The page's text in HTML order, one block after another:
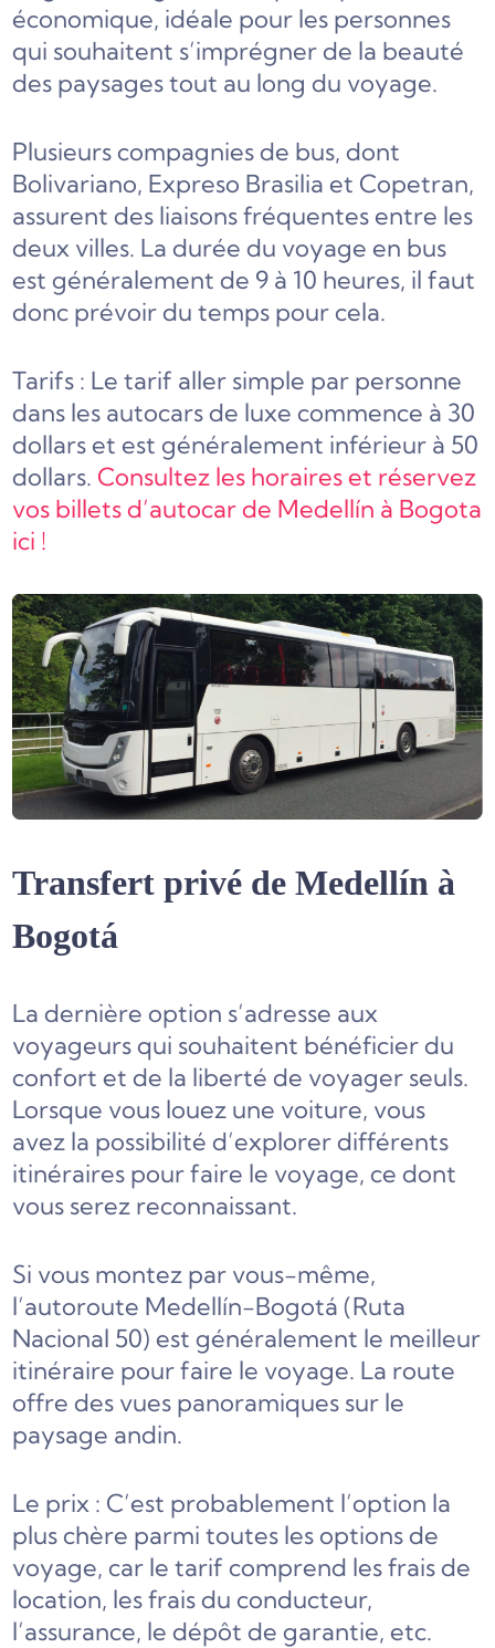
économique, idéale pour les personnes
qui souhaitent s’imprégner de la beauté
des paysages tout au long du voyage.
Plusieurs compagnies de bus, dont
Bolivariano, Expreso Brasilia et Copetran,
assurent des liaisons fréquentes entre les
deux villes. La durée du voyage en bus
est généralement de 9 à 10 heures, il faut
donc prévoir du temps pour cela.
Tarifs : Le tarif aller simple par personne
dans les autocars de luxe commence à 30
dollars et est généralement inférieur à 50
dollars. Consultez les horaires et réservez
vos billets d’autocar de Medellín à Bogota
ici !
Transfert privé de Medellín à
Bogotá
La dernière option s’adresse aux
voyageurs qui souhaitent bénéficier du
confort et de la liberté de voyager seuls.
Lorsque vous louez une voiture, vous
avez la possibilité d’explorer différents
itinéraires pour faire le voyage, ce dont
vous serez reconnaissant.
Si vous montez par vous-même,
l’autoroute Medellín-Bogotá (Ruta
Nacional 50) est généralement le meilleur
itinéraire pour faire le voyage. La route
offre des vues panoramiques sur le
paysage andin.
Le prix : C’est probablement l’option la
plus chère parmi toutes les options de
voyage, car le tarif comprend les frais de
location, les frais du conducteur,
l’assurance, le dépôt de garantie, etc.